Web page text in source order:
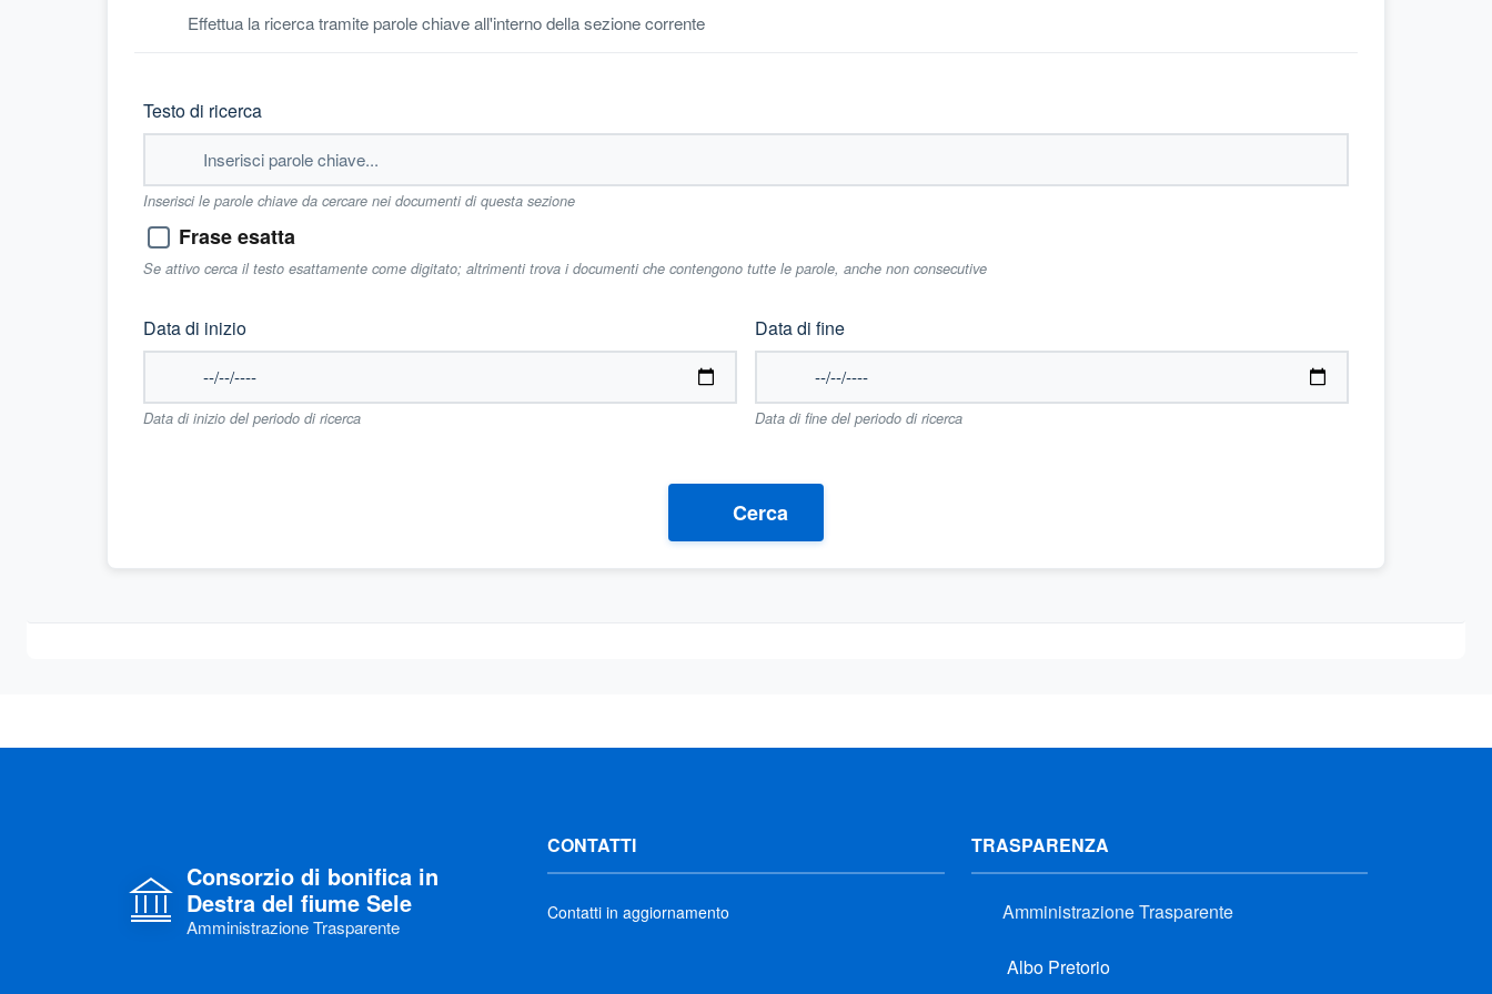
Effettua la ricerca tramite parole chiave all'interno della sezione corrente
Testo di ricerca
Inserisci le parole chiave da cercare nei documenti di questa sezione
Frase esatta
Se attivo cerca il testo esattamente come digitato; altrimenti trova i documenti che contengono tutte le parole, anche non consecutive
Data di inizio
Data di inizio del periodo di ricerca
Data di fine
Data di fine del periodo di ricerca
Cerca
Consorzio di bonifica in
Destra del fiume Sele
Amministrazione Trasparente
CONTATTI
Contatti in aggiornamento
TRASPARENZA
Amministrazione Trasparente
Albo Pretorio